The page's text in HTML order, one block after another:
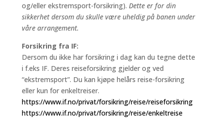
og/eller ekstremsport-forsikring). Dette er for din
sikkerhet dersom du skulle være uheldig på banen under
våre arrangement.
Forsikring fra IF:
Dersom du ikke har forsikring i dag kan du tegne dette
i f.eks IF. Deres reiseforsikring gjelder og ved
“ekstremsport”. Du kan kjøpe helårs reise-forsikring
eller kun for enkeltreiser.
https://www.if.no/privat/forsikring/reise/reiseforsikring
https://www.if.no/privat/forsikring/reise/enkeltreise